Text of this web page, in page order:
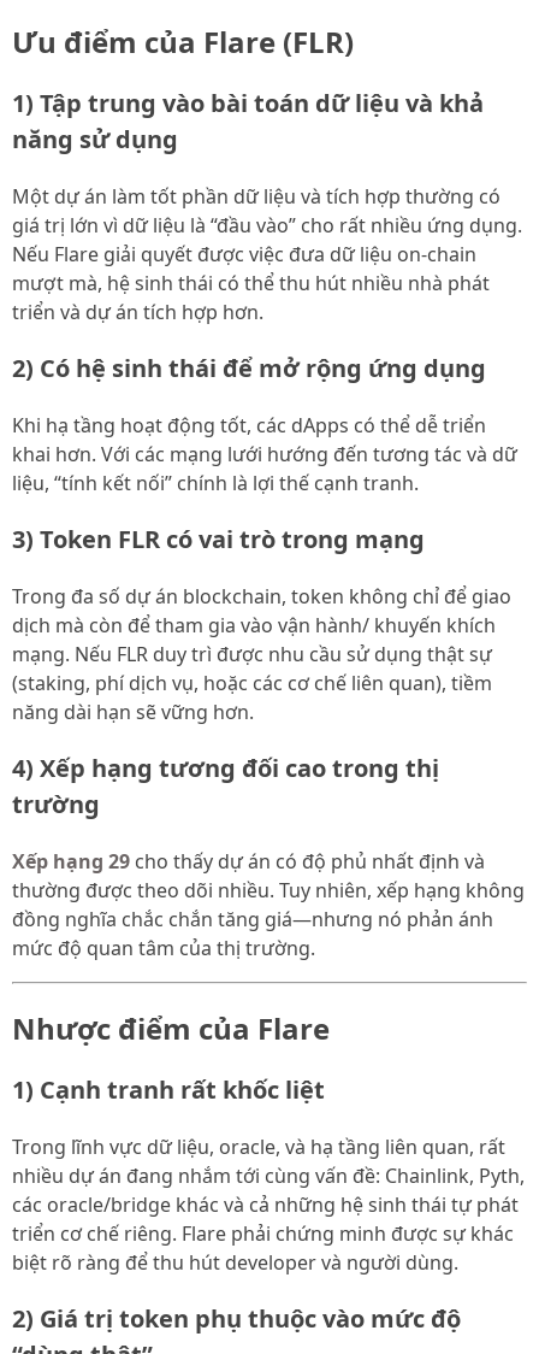
Ưu điểm của Flare (FLR)
1) Tập trung vào bài toán dữ liệu và khả
năng sử dụng
Một dự án làm tốt phần dữ liệu và tích hợp thường có
giá trị lớn vì dữ liệu là “đầu vào” cho rất nhiều ứng dụng.
Nếu Flare giải quyết được việc đưa dữ liệu on-chain
mượt mà, hệ sinh thái có thể thu hút nhiều nhà phát
triển và dự án tích hợp hơn.
2) Có hệ sinh thái để mở rộng ứng dụng
Khi hạ tầng hoạt động tốt, các dApps có thể dễ triển
khai hơn. Với các mạng lưới hướng đến tương tác và dữ
liệu, “tính kết nối” chính là lợi thế cạnh tranh.
3) Token FLR có vai trò trong mạng
Trong đa số dự án blockchain, token không chỉ để giao
dịch mà còn để tham gia vào vận hành/ khuyến khích
mạng. Nếu FLR duy trì được nhu cầu sử dụng thật sự
(staking, phí dịch vụ, hoặc các cơ chế liên quan), tiềm
năng dài hạn sẽ vững hơn.
4) Xếp hạng tương đối cao trong thị
trường
Xếp hạng 29 cho thấy dự án có độ phủ nhất định và
thường được theo dõi nhiều. Tuy nhiên, xếp hạng không
đồng nghĩa chắc chắn tăng giá—nhưng nó phản ánh
mức độ quan tâm của thị trường.
Nhược điểm của Flare
1) Cạnh tranh rất khốc liệt
Trong lĩnh vực dữ liệu, oracle, và hạ tầng liên quan, rất
nhiều dự án đang nhắm tới cùng vấn đề: Chainlink, Pyth,
các oracle/bridge khác và cả những hệ sinh thái tự phát
triển cơ chế riêng. Flare phải chứng minh được sự khác
biệt rõ ràng để thu hút developer và người dùng.
2) Giá trị token phụ thuộc vào mức độ